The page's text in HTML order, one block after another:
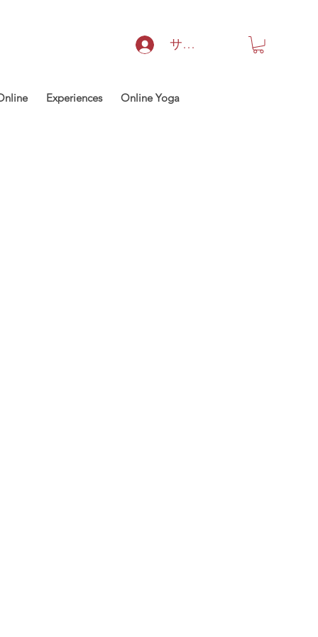
サインイン
Experiences Online Yoga